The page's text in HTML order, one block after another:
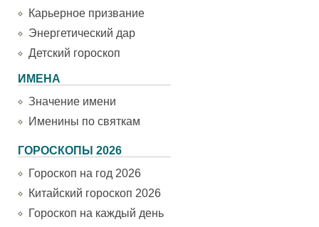
Карьерное призвание
Энергетический дар
Детский гороскоп
ИМЕНА
Значение имени
Именины по святкам
ГОРОСКОПЫ 2026
Гороскоп на год 2026
Китайский гороскоп 2026
Гороскоп на каждый день